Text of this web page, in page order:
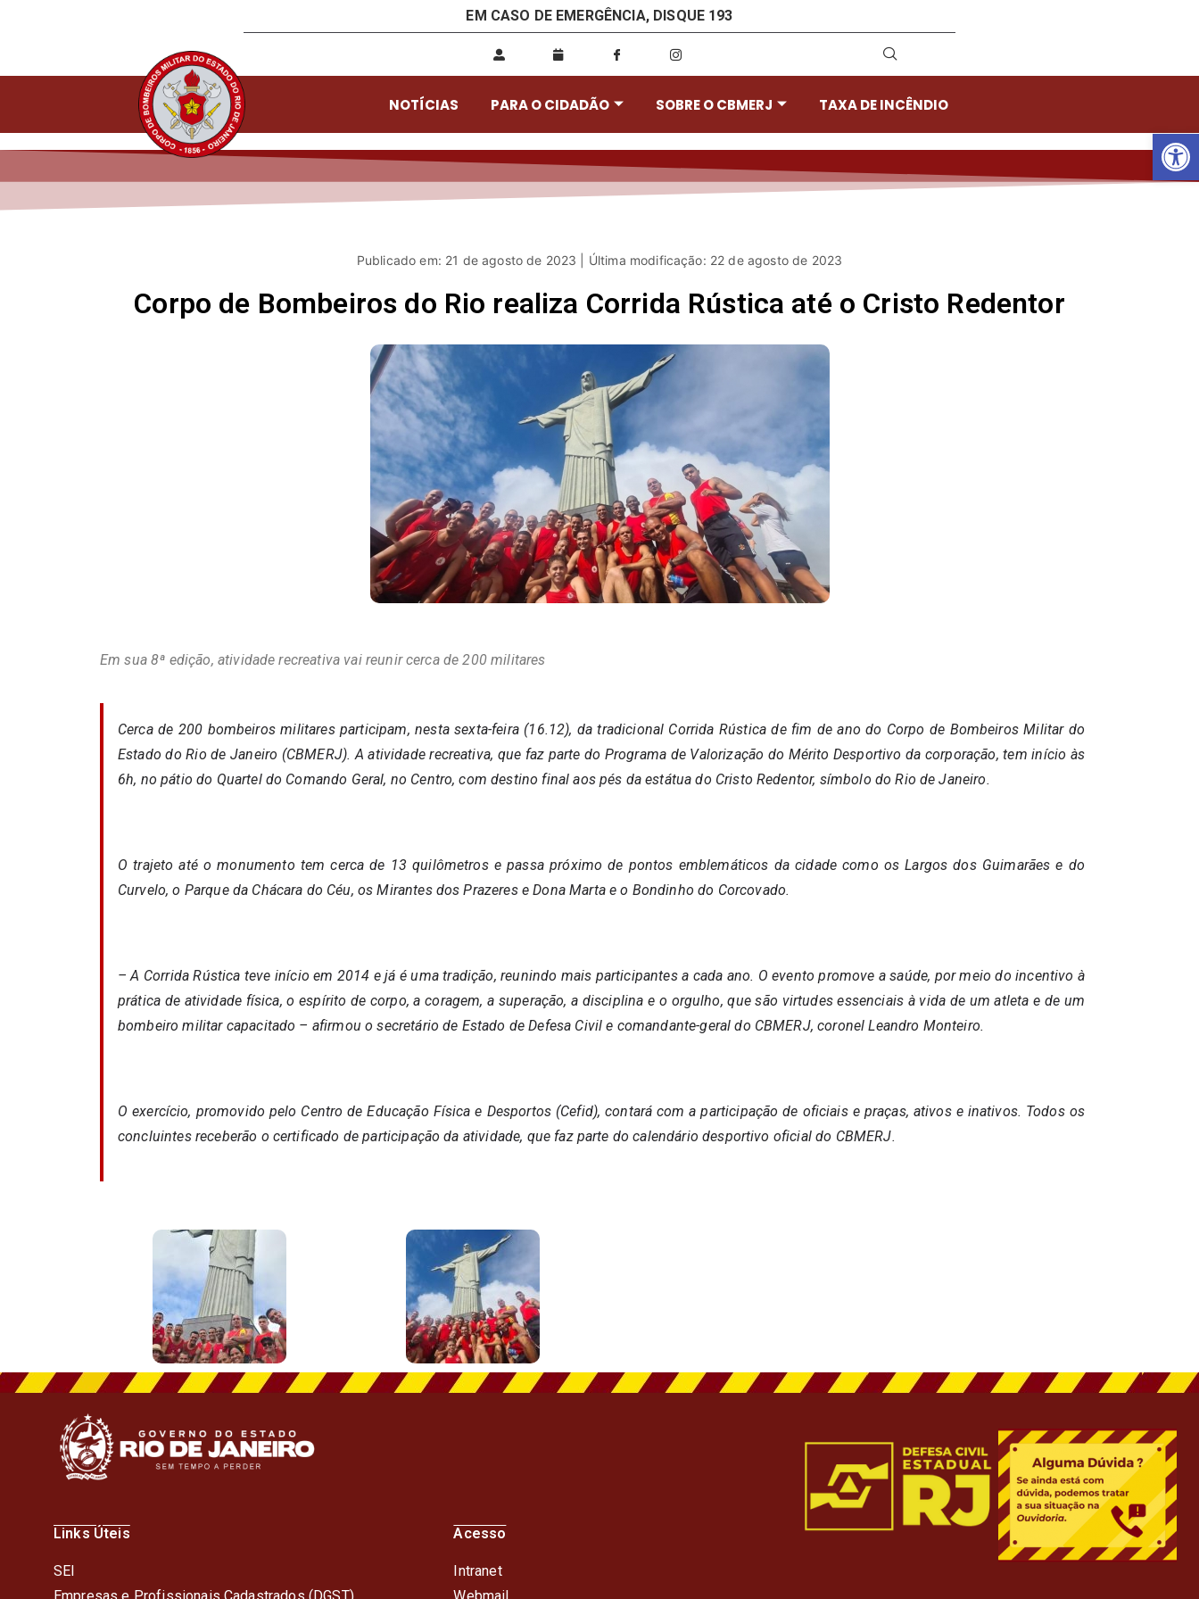
EM CASO DE EMERGÊNCIA, DISQUE 193
NOTÍCIAS PARA O CIDADÃO SOBRE O CBMERJ TAXA DE INCÊNDIO
Publicado em: 21 de agosto de 2023 | Última modificação: 22 de agosto de 2023
Corpo de Bombeiros do Rio realiza Corrida Rústica até o Cristo Redentor
Em sua 8ª edição, atividade recreativa vai reunir cerca de 200 militares
Cerca de 200 bombeiros militares participam, nesta sexta-feira (16.12), da tradicional Corrida Rústica de fim de ano do Corpo de Bombeiros Militar do
Estado do Rio de Janeiro (CBMERJ). A atividade recreativa, que faz parte do Programa de Valorização do Mérito Desportivo da corporação, tem início às
6h, no pátio do Quartel do Comando Geral, no Centro, com destino final aos pés da estátua do Cristo Redentor, símbolo do Rio de Janeiro.
O trajeto até o monumento tem cerca de 13 quilômetros e passa próximo de pontos emblemáticos da cidade como os Largos dos Guimarães e do
Curvelo, o Parque da Chácara do Céu, os Mirantes dos Prazeres e Dona Marta e o Bondinho do Corcovado.
– A Corrida Rústica teve início em 2014 e já é uma tradição, reunindo mais participantes a cada ano. O evento promove a saúde, por meio do incentivo à
prática de atividade física, o espírito de corpo, a coragem, a superação, a disciplina e o orgulho, que são virtudes essenciais à vida de um atleta e de um
bombeiro militar capacitado – afirmou o secretário de Estado de Defesa Civil e comandante-geral do CBMERJ, coronel Leandro Monteiro.
O exercício, promovido pelo Centro de Educação Física e Desportos (Cefid), contará com a participação de oficiais e praças, ativos e inativos. Todos os
concluintes receberão o certificado de participação da atividade, que faz parte do calendário desportivo oficial do CBMERJ.
Links Úteis
SEI
Acesso
Intranet